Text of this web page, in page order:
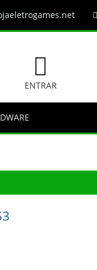
ENTRAR